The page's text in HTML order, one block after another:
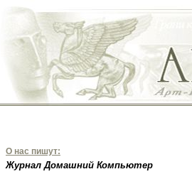
О нас пишут:
Журнал Домашний Компьютер